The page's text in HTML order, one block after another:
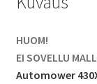
Husqvarna
320,
330X,
420,
HUOM!
EI SOVELLU
Automower